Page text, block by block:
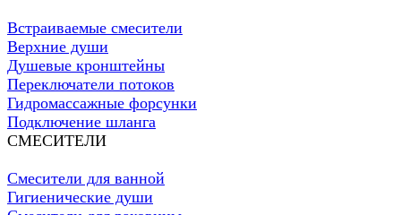
Встраиваемые смесители
Верхние души
Душевые кронштейны
Переключатели потоков
Гидромассажные форсунки
Подключение шланга
СМЕСИТЕЛИ
Смесители для ванной
Гигиенические души